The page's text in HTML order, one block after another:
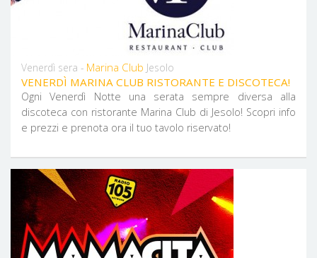
Venerdì sera - Marina Club Jesolo
VENERDÌ MARINA CLUB RISTORANTE E DISCOTECA!
Ogni Venerdì Notte una serata sempre diversa alla
discoteca con ristorante Marina Club di Jesolo! Scopri info
e prezzi e prenota ora il tuo tavolo riservato!